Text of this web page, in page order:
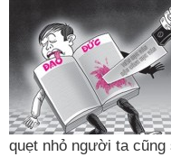
quẹt nhỏ người ta cũng